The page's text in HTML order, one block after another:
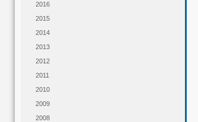
2016
2015
2014
2013
2012
2011
2010
2009
2008